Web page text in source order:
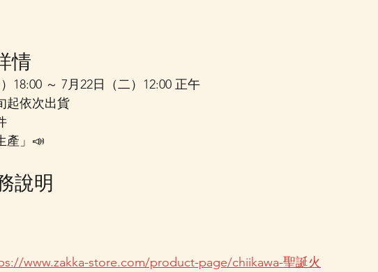
情
18:00 ～ 7月22日（二）12:00 正午
起依次出貨
產」📣
說明
www.zakka-store.com/product-page/chiikawa-聖誕火